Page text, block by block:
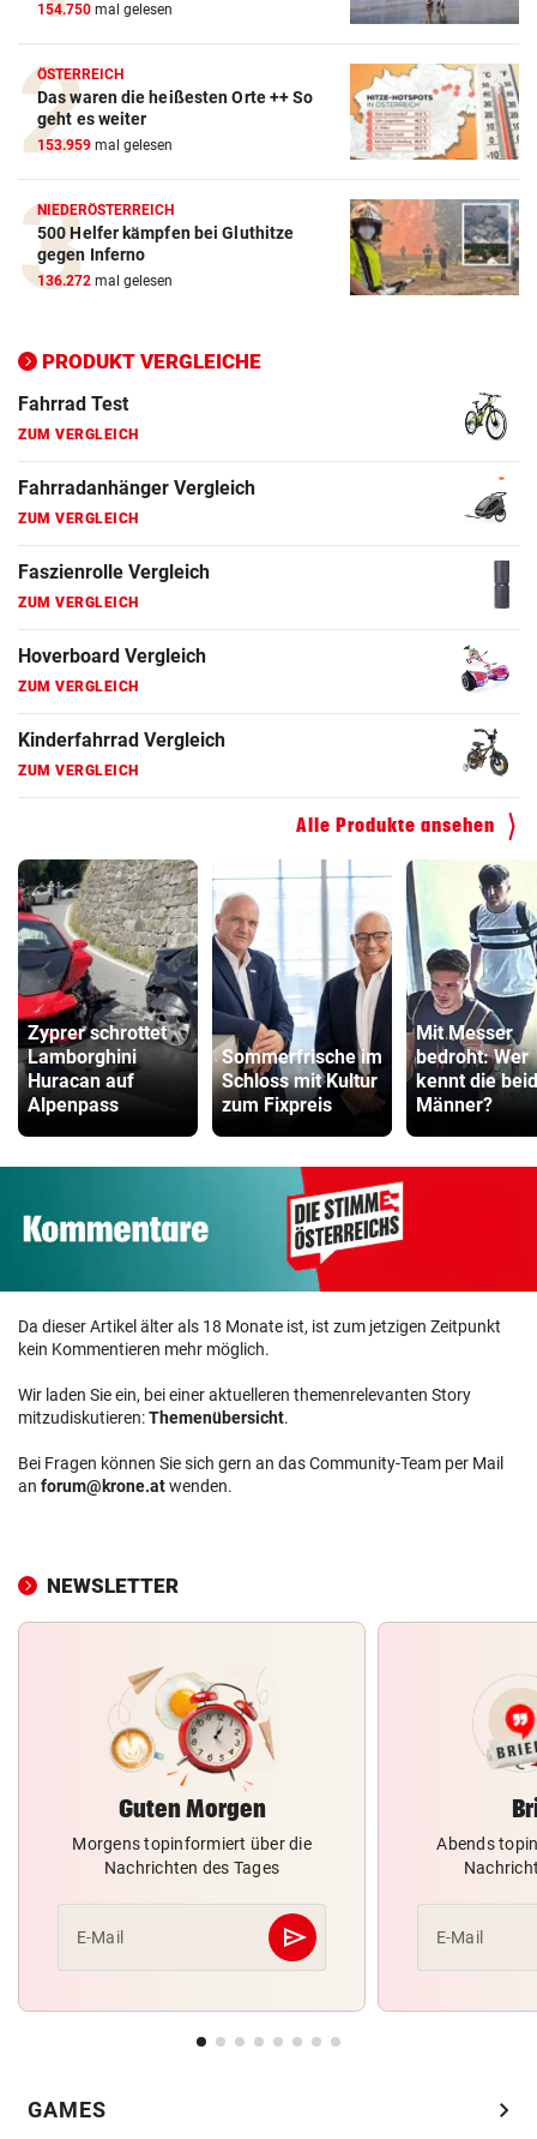
154.750 mal gelesen
ÖSTERREICH
Das waren die heißesten Orte ++ So
geht es weiter
153.959 mal gelesen
NIEDERÖSTERREICH
500 Helfer kämpfen bei Gluthitze
gegen Inferno
136.272 mal gelesen
PRODUKT VERGLEICHE
ZUM VERGLEICH
Crosstrainer Vergleich
ZUM VERGLEICH
E-Bike Vergleich
ZUM VERGLEICH
Elektro-Scooter Vergleich
ZUM VERGLEICH
ZUM VERGLEICH
Fahrrad Test
ZUM VERGLEICH
Fahrradanhänger Vergleich
ZUM VERGLEICH
Faszienrolle Vergleich
ZUM VERGLEICH
Hoverboard Vergleich
ZUM VERGLEICH
Kinderfahrrad Vergleich
ZUM VERGLEICH
Alle Produkte ansehen
Zyprer schrottet
Lamborghini
Huracan auf
Alpenpass
Sommerfrische im
Schloss mit Kultur
zum Fixpreis
Mit Messer
bedroht: Wer
kennt die
Männer?
Da dieser Artikel älter als 18 Monate ist, ist zum jetzigen Zeitpunkt
kein Kommentieren mehr möglich.
Wir laden Sie ein, bei einer aktuelleren themenrelevanten Story
mitzudiskutieren:Themenübersicht.
Bei Fragen können Sie sich gern an das Community-Team per Mail
an forum@krone.atwenden.
NEWSLETTER
Guten Morgen
Morgens topinformiert über die
Nachrichten des Tages
E-Mail send
Abschicken
Abends
E-Mail
GAMES chevron_right